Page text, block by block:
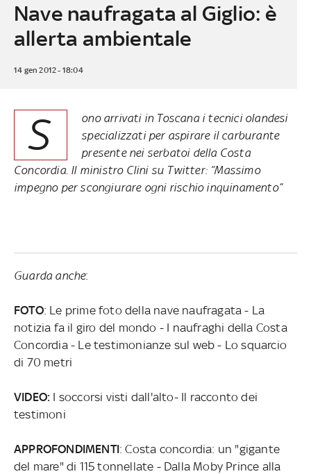
Nave naufragata al Giglio: è
allerta ambientale
14 gen 2012 - 18:04
S
ono arrivati in Toscana i tecnici olandesi
specializzati per aspirare il carburante
presente nei serbatoi della Costa
Concordia. Il ministro Clini su Twitter: “Massimo
impegno per scongiurare ogni rischio inquinamento”
Guarda anche:
FOTO: Le prime foto della nave naufragata - La
notizia fa il giro del mondo - I naufraghi della Costa
Concordia - Le testimonianze sul web - Lo squarcio
di 70 metri
VIDEO: I soccorsi visti dall'alto- Il racconto dei
testimoni
APPROFONDIMENTI: Costa concordia: un "gigante
del mare" di 115 tonnellate - Dalla Moby Prince alla